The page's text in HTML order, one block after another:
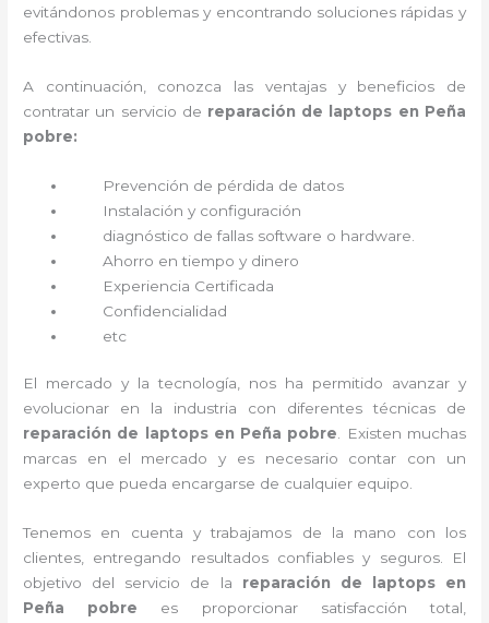
evitándonos problemas y encontrando soluciones rápidas y
efectivas.
A continuación, conozca las ventajas y beneficios de
contratar un servicio de reparación de laptops en Peña
pobre:
Prevención de pérdida de datos
Instalación y configuración
diagnóstico de fallas software o hardware
Ahorro en tiempo y dinero
Experiencia Certificada
Confidencialidad
etc
El mercado y la tecnología, nos ha permitido avanzar y
evolucionar en la industria con diferentes técnicas de
reparación de laptops en Peña pobre . Existen muchas
marcas en el mercado y es necesario contar con un
experto que pueda encargarse de cualquier equipo.
Tenemos en cuenta y trabajamos de la mano con los
clientes, entregando resultados confiables y seguros. El
objetivo del servicio de la reparación de laptops en
Peña pobre es proporcionar satisfacción total,